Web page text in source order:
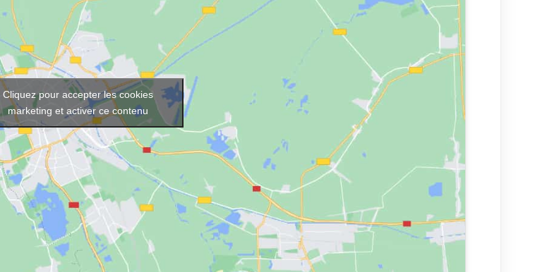
Cliquez pour accepter les cookies
marketing et activer ce contenu